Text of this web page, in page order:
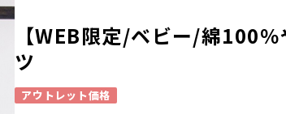
【WEB限定/ベビー/綿100
ツ
アウトレット価格